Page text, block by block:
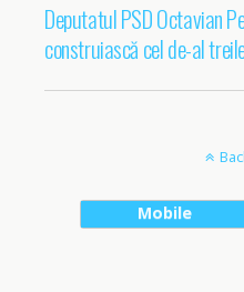
Deputatul PSD Octavian
construiască cel de-al
Mobile